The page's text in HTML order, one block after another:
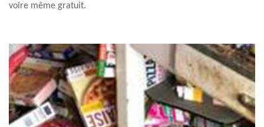
voire même gratuit.